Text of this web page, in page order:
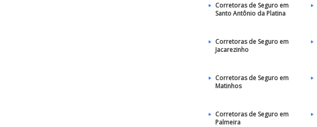
Corretoras de Seguro em
Santo Antônio da Platina
Corretoras de Seguro em
Jacarezinho
Corretoras de Seguro em
Matinhos
Corretoras de Seguro em
Palmeira